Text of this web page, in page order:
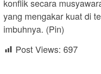
konflik secara
yang mengakar kuat di
imbuhnya. (Pin)
Post Views: 697